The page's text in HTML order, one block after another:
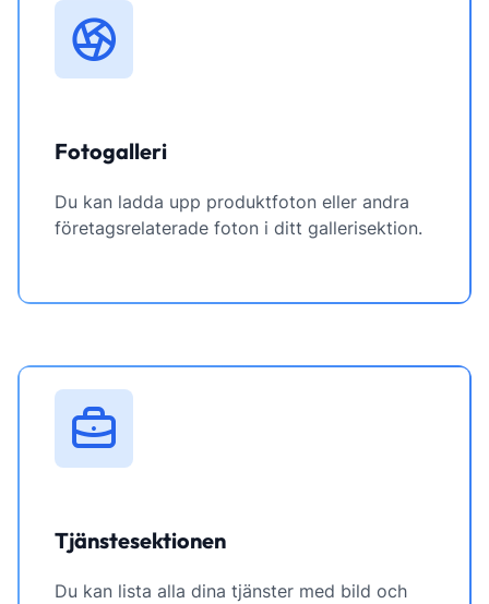
Fotogalleri
Du kan ladda upp produktfoton eller andra
företagsrelaterade foton i ditt gallerisektion.
Tjänstesektionen
Du kan lista alla dina tjänster med bild och